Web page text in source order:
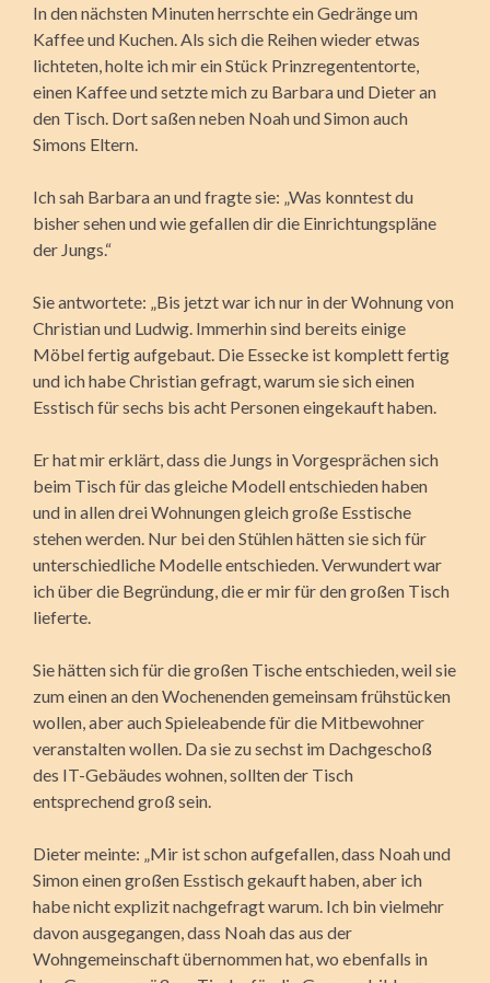
In den nächsten Minuten herrschte ein Gedränge um
Kaffee und Kuchen. Als sich die Reihen wieder etwas
lichteten, holte ich mir ein Stück Prinzregententorte,
einen Kaffee und setzte mich zu Barbara und Dieter an
den Tisch. Dort saßen neben Noah und Simon auch
Simons Eltern.
Ich sah Barbara an und fragte sie: „Was konntest du
bisher sehen und wie gefallen dir die Einrichtungspläne
der Jungs.“
Sie antwortete: „Bis jetzt war ich nur in der Wohnung von
Christian und Ludwig. Immerhin sind bereits einige
Möbel fertig aufgebaut. Die Essecke ist komplett fertig
und ich habe Christian gefragt, warum sie sich einen
Esstisch für sechs bis acht Personen eingekauft haben.
Er hat mir erklärt, dass die Jungs in Vorgesprächen sich
beim Tisch für das gleiche Modell entschieden haben
und in allen drei Wohnungen gleich große Esstische
stehen werden. Nur bei den Stühlen hätten sie sich für
unterschiedliche Modelle entschieden. Verwundert war
ich über die Begründung, die er mir für den großen Tisch
lieferte.
Sie hätten sich für die großen Tische entschieden, weil sie
zum einen an den Wochenenden gemeinsam frühstücken
wollen, aber auch Spieleabende für die Mitbewohner
veranstalten wollen. Da sie zu sechst im Dachgeschoß
des IT-Gebäudes wohnen, sollten der Tisch
entsprechend groß sein.
Dieter meinte: „Mir ist schon aufgefallen, dass Noah und
Simon einen großen Esstisch gekauft haben, aber ich
habe nicht explizit nachgefragt warum. Ich bin vielmehr
davon ausgegangen, dass Noah das aus der
Wohngemeinschaft übernommen hat, wo ebenfalls in